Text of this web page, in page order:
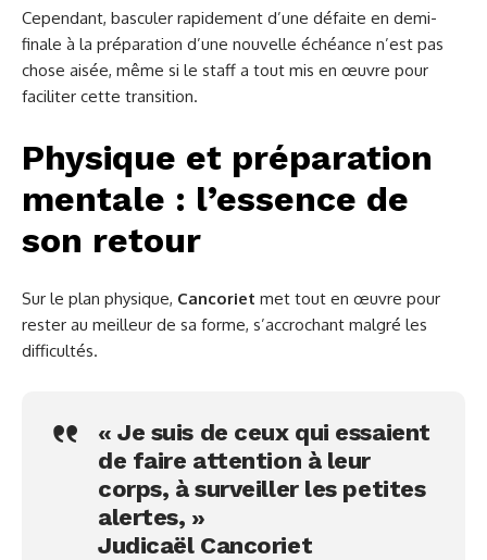
Cependant, basculer rapidement d’une défaite en demi-
finale à la préparation d’une nouvelle échéance n’est pas
chose aisée, même si le staff a tout mis en œuvre pour
faciliter cette transition.
Physique et préparation
mentale : l’essence de
son retour
Sur le plan physique, Cancoriet met tout en œuvre pour
rester au meilleur de sa forme, s’accrochant malgré les
difficultés.
« Je suis de ceux qui essaient
de faire attention à leur
corps, à surveiller les petites
alertes, »
Judicaël Cancoriet